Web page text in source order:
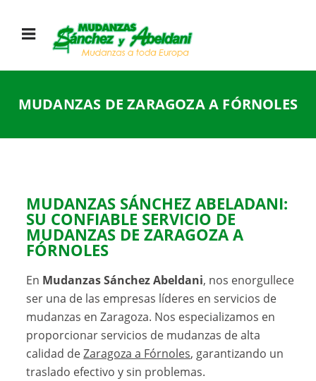
MUDANZAS DE ZARAGOZA A FÓRNOLES
MUDANZAS SÁNCHEZ ABELADANI:
SU CONFIABLE SERVICIO DE
MUDANZAS DE ZARAGOZA A
FÓRNOLES
En Mudanzas Sánchez Abeldani, nos enorgullece
ser una de las empresas líderes en servicios de
mudanzas en Zaragoza. Nos especializamos en
proporcionar servicios de mudanzas de alta
calidad deZaragoza a Fórnoles, garantizando un
traslado efectivo y sin problemas.